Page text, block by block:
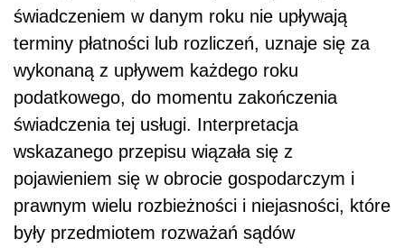
świadczeniem w danym roku nie upływają
terminy płatności lub rozliczeń, uznaje się za
wykonaną z upływem każdego roku
podatkowego, do momentu zakończenia
świadczenia tej usługi. Interpretacja
wskazanego przepisu wiązała się z
pojawieniem się w obrocie gospodarczym i
prawnym wielu rozbieżności i niejasności, które
były przedmiotem rozważań sądów